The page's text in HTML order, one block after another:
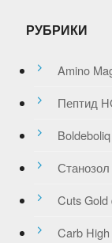
РУБРИКИ
Amino
Пептид
Boldeboliq
Станозол
Cuts Gold
Carb High